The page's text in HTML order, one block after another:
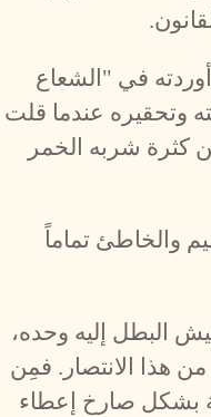
في "الشعاع
وتحقيره عندما قلت
كثرة شربه الخمر
والخاطئ تماماً
البطل إليه وحده،
هذا الانتصار. فمِن
بشكل صارخ إعطاء